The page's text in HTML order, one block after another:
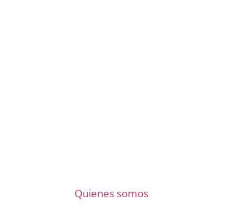
Quienes somos